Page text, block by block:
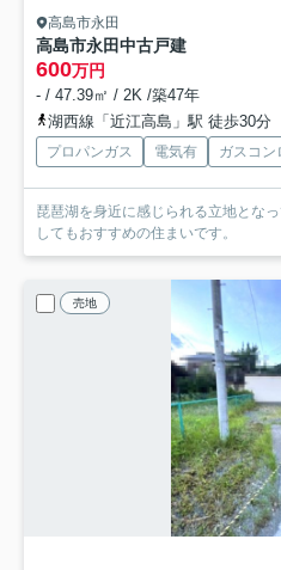
高島市永田
高島市永田中古戸建
600万円
- / 47.39㎡ / 2K /築47年
湖西線「近江高島」駅 徒歩30分
プロパンガス 電気有 ガスコン
琵琶湖を身近に感じられる立地とな
してもおすすめの住まいです。
売地